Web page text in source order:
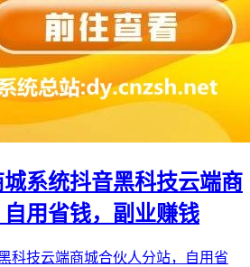
系统抖音黑科技云端商
用省钱，副业赚钱
科技云端商城合伙人分站，自用省